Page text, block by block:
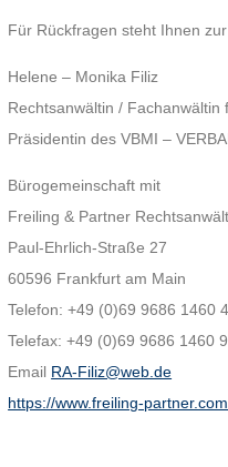
Für Rückfragen steht Ihnen
Helene – Monika Filiz
Rechtsanwältin /
Präsidentin des VBMI –
Bürogemeinschaft mit
Freiling & Partner
Paul-Ehrlich-Straße 27
60596 Frankfurt am Main
Telefon: +49 (0)69 9686 1460
Telefax: +49 (0)69 9686 1460
Email RA-Filiz@web.de
https://www.freiling-